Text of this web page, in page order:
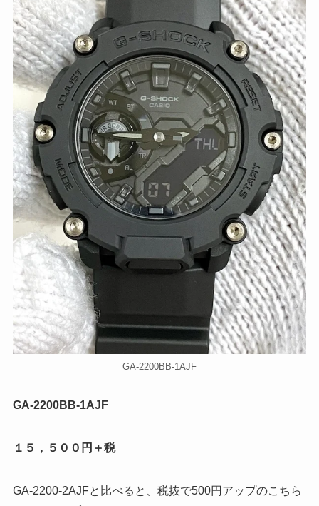
GA-2200BB-1AJF
GA-2200BB-1AJF
１５，５００円＋税
GA-2200-2AJFと比べると、税抜で500円アップのこちら